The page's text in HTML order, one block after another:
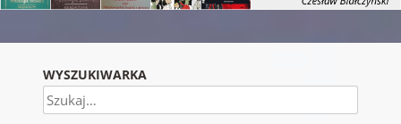
WYSZUKIWARKA
Szukaj